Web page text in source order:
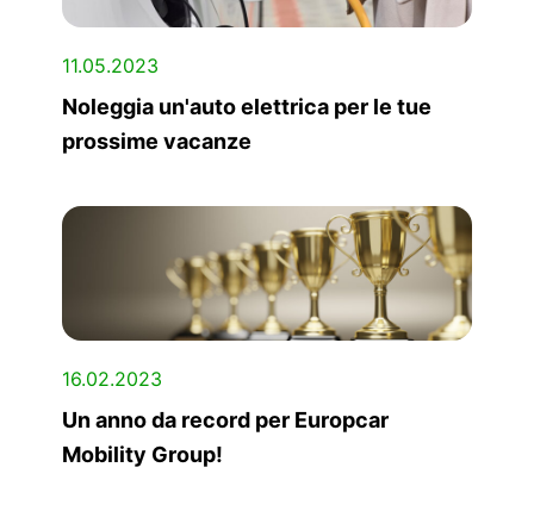
11.05.2023
Noleggia un'auto elettrica per le tue
prossime vacanze
16.02.2023
Un anno da record per Europcar
Mobility Group!